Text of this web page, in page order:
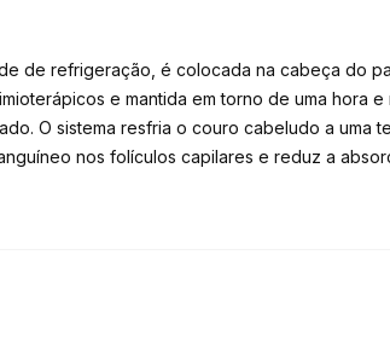
de refrigeração, é colocada na cabeça do
e mantida em torno de uma hora
O sistema resfria o couro cabeludo a uma
nos folículos capilares e reduz a